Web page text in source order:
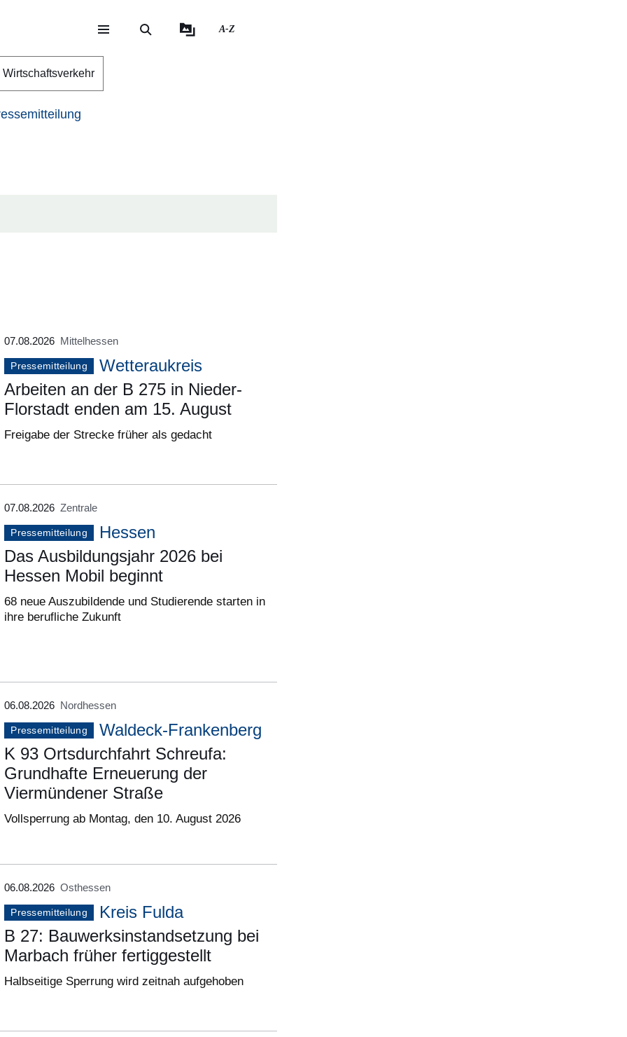
A-Z
Wirtschaftsverkehr
07.08.2026 Mittelhessen
Pressemitteilung
Wetteraukreis
Arbeiten an der B 275 in Nieder-
Florstadt enden am 15. August
Freigabe der Strecke früher als gedacht
07.08.2026 Zentrale
Pressemitteilung
Hessen
Das Ausbildungsjahr 2026 bei
Hessen Mobil beginnt
68 neue Auszubildende und Studierende starten in
ihre berufliche Zukunft
06.08.2026 Nordhessen
Pressemitteilung
Waldeck-Frankenberg
K 93 Ortsdurchfahrt Schreufa:
Grundhafte Erneuerung der
Viermündener Straße
Vollsperrung ab Montag, den 10. August 2026
06.08.2026 Osthessen
Pressemitteilung
Kreis Fulda
B 27: Bauwerksinstandsetzung bei
Marbach früher fertiggestellt
Halbseitige Sperrung wird zeitnah aufgehoben